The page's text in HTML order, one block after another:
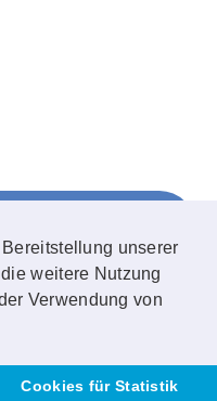
unserer
weitere Nutzung
Verwendung von
Cookies für Statistik